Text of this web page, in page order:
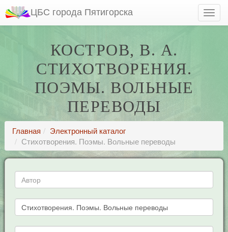
ЦБС города Пятигорска
КОСТРОВ, В. А.
СТИХОТВОРЕНИЯ.
ПОЭМЫ. ВОЛЬНЫЕ
ПЕРЕВОДЫ
Главная
Электронный каталог
Стихотворения. Поэмы. Вольные переводы